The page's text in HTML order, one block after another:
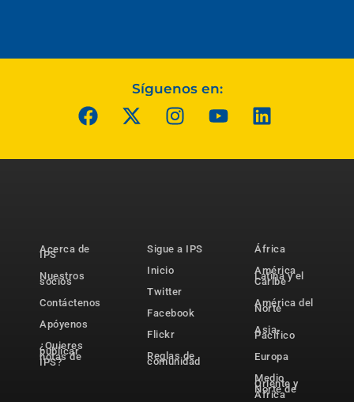
Síguenos en:
Acerca de
IPS
Nuestros
socios
Contáctenos
Apóyenos
¿Quieres
publicar
notas de
IPS?
Sigue a IPS
Inicio
Twitter
Facebook
Flickr
Reglas de
comunidad
África
América
Latina y el
Caribe
América del
Norte
Asia-
Pacífico
Europa
Medio
Oriente y
Norte de
África